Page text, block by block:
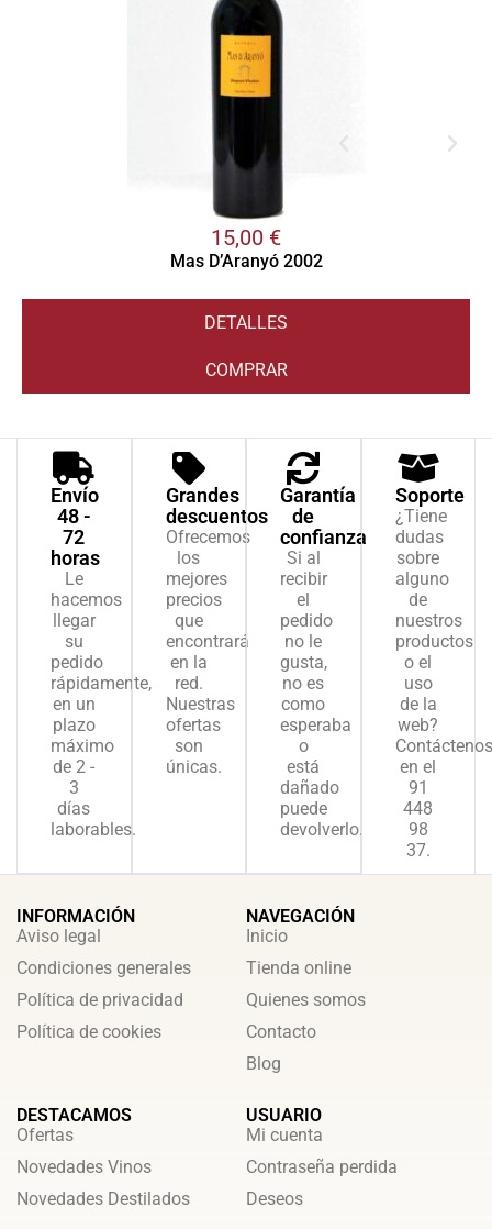
15,00 €
Mas D’Aranyó 2002
DETALLES
COMPRAR
Envío
48 -
72
horas
Le
hacemos
llegar
su
pedido
rápidamente,
en un
plazo
máximo
de 2 -
3
días
laborables.
Grandes
descuentos
Ofrecemos
los
mejores
precios
que
encontrará
en la
red.
Nuestras
ofertas
son
únicas.
Garantía
de
confianza
Si al
recibir
el
pedido
no le
gusta,
no es
como
esperaba
o
está
dañado
puede
devolverlo.
Soporte
¿Tiene
dudas
sobre
alguno
de
nuestros
productos
o el
uso
de la
web?
Contáctenos
en el
91
448
98
37.
INFORMACIÓN
Aviso legal
Condiciones generales
Política de privacidad
Política de cookies
NAVEGACIÓN
Inicio
Tienda online
Quienes somos
Contacto
Blog
DESTACAMOS
Ofertas
Novedades Vinos
Novedades Destilados
USUARIO
Mi cuenta
Contraseña perdida
Deseos